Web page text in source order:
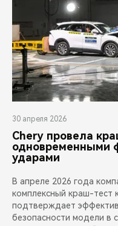
30 апреля 2026
Chery провела
одновременными
ударами
В апреле 2026 года
комплексный краш-тест
подтверждает
безопасности модели в